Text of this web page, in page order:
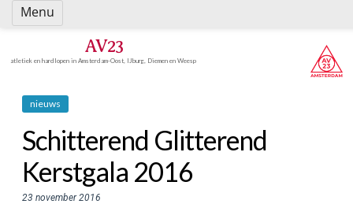
Spring
naar
AV23
atletiek en hardlopen in Amsterdam-Oost, IJburg, Diemen en Weesp
nieuws
Schitterend Glitterend
Kerstgala 2016
23 november 2016
Menu